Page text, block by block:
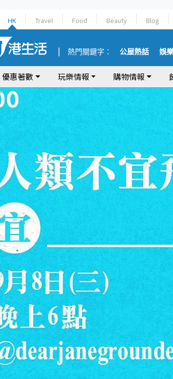
HK Travel Food Beauty Blog
熱門關鍵字： 公屋熱話 娛
優惠著數 玩樂情報 購物情報